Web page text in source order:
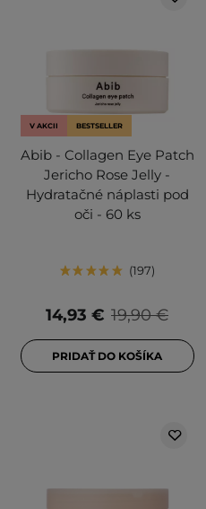
V AKCII BESTSELLER
Abib - Collagen Eye Patch
Jericho Rose Jelly -
Hydratačné náplasti pod
oči - 60 ks
197
19,90 €
14,93 €
PRIDAŤ DO KOŠÍKA